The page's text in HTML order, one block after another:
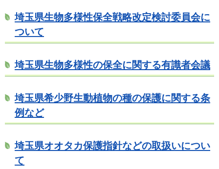
埼玉県生物多様性保全戦略改定検討委員会に
ついて
埼玉県生物多様性の保全に関する有識者会議
埼玉県希少野生動植物の種の保護に関する条
例など
埼玉県オオタカ保護指針などの取扱いについ
て